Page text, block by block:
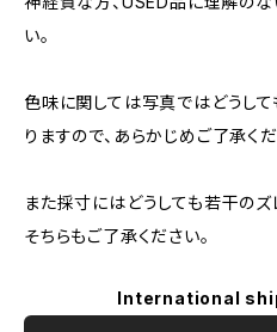
い。
色味に関しては写真ではどうし
りますので、あらかじめご了承くだ
また採寸にはどうしても若干の
そちらもご了承ください。
International